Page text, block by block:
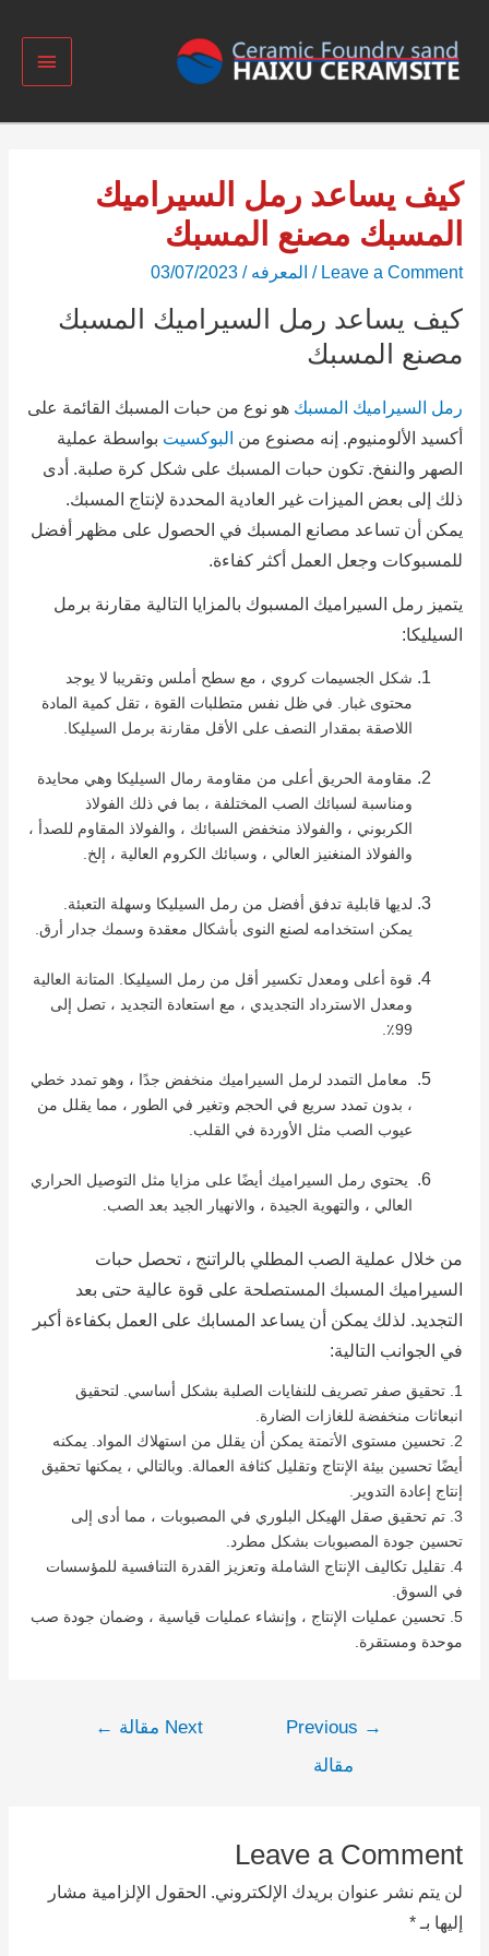
كيف يساعد رمل السيراميك
المسبك مصنع المسبك
Leave a Comment
/المعرفه /
03/07/2023
كيف يساعد رمل السيراميك المسبك
مصنع المسبك
رمل السيراميك المسبكهو نوع من حبات المسبك القائمة على
أكسيد الألومنيوم.إنه مصنوع منالبوكسيتبواسطة عملية
الصهر والنفخ.تكون حبات المسبك على شكل كرة صلبة.أدى
ذلك إلى بعض الميزات غير العادية المحددة لإنتاج المسبك.
يمكن أن تساعد مصانع المسبك في الحصول على مظهر أفضل
للمسبوكات وجعل العمل أكثر كفاءة.
يتميز رمل السيراميك المسبوك بالمزايا التالية مقارنة برمل
السيليكا:
شكل الجسيمات كروي ، مع سطح أملس وتقريبا لا يوجد
محتوى غبار.في ظل نفس متطلبات القوة ، تقل كمية المادة
اللاصقة بمقدار النصف على الأقل مقارنة برمل السيليكا.
مقاومة الحريق أعلى من مقاومة رمال السيليكا وهي محايدة
ومناسبة لسبائك الصب المختلفة ، بما في ذلك الفولاذ
الكربوني ، والفولاذ منخفض السبائك ، والفولاذ المقاوم للصدأ ،
والفولاذ المنغنيز العالي ، وسبائك الكروم العالية ، إلخ.
لديها قابلية تدفق أفضل من رمل السيليكا وسهلة التعبئة.
يمكن استخدامه لصنع النوى بأشكال معقدة وسمك جدار أرق.
قوة أعلى ومعدل تكسير أقل من رمل السيليكا.المتانة العالية
ومعدل الاسترداد التجديدي ، مع استعادة التجديد ، تصل إلى
معامل التمدد لرمل السيراميك منخفض جدًا ، وهو تمدد خطي
، بدون تمدد سريع في الحجم وتغير في الطور ، مما يقلل من
عيوب الصب مثل الأوردة في القلب.
يحتوي رمل السيراميك أيضًا على مزايا مثل التوصيل الحراري
العالي ، والتهوية الجيدة ، والانهيار الجيد بعد الصب.
من خلال عملية الصب المطلي بالراتنج ، تحصل حبات
السيراميك المسبك المستصلحة على قوة عالية حتى بعد
التجديد.لذلك يمكن أن يساعد المسابك على العمل بكفاءة أكبر
في الجوانب التالية:
لتحقيق
انبعاثات منخفضة للغازات الضارة.
يمكنه
أيضًا تحسين بيئة الإنتاج وتقليل كثافة العمالة.وبالتالي ، يمكنها تحقيق
إنتاج إعادة التدوير.
3. تم تحقيق صقل الهيكل البلوري في المصبوبات ، مما أدى إلى
تحسين جودة المصبوبات بشكل مطرد.
4. تقليل تكاليف الإنتاج الشاملة وتعزيز القدرة التنافسية للمؤسسات
في السوق.
5. تحسين عمليات الإنتاج ، وإنشاء عمليات قياسية ، وضمان جودة صب
موحدة ومستقرة.
Previous
مقالة
Next مقالة ←
Leave a Comment
لن يتم نشر عنوان بريدك الإلكتروني.الحقول الإلزامية مشار
إليها بـ*